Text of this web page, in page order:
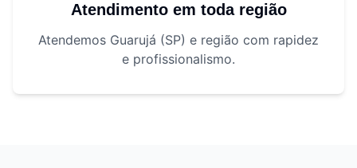
Atendimento em toda região
Atendemos Guarujá (SP) e região com rapidez
e profissionalismo.